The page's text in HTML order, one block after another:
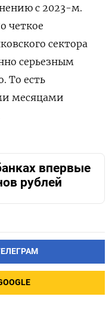
с 2023-м.
четкое
сектора
серьезным
То есть
месяцами
впервые
рублей